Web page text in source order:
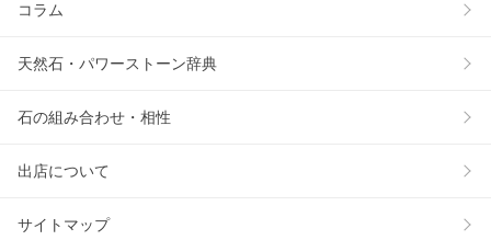
コラム
天然石・パワーストーン辞典
石の組み合わせ・相性
出店について
サイトマップ